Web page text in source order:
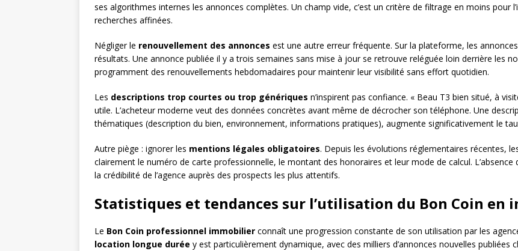
ses algorithmes internes les annonces complètes. Un champ vide, c’est un critère de filtrage en moins pour
recherches affinées.
Négliger le renouvellement des annonces est une autre erreur fréquente. Sur la plateforme, les
résultats. Une annonce publiée il y a trois semaines sans mise à jour se retrouve reléguée loin derrière les
programment des renouvellements hebdomadaires pour maintenir leur visibilité sans effort quotidien.
Les descriptions trop courtes ou trop génériques n’inspirent pas confiance. « Beau T3 bien situé, à
utile. L’acheteur moderne veut des données concrètes avant même de décrocher son téléphone. Une
thématiques (description du bien, environnement, informations pratiques), augmente significativement le
Autre piège : ignorer les mentions légales obligatoires. Depuis les évolutions réglementaires récentes,
clairement le numéro de carte professionnelle, le montant des honoraires et leur mode de calcul.
la crédibilité de l’agence auprès des prospects les plus attentifs.
Statistiques et tendances sur l’utilisation du Bon Coin en
Le Bon Coin professionnel immobilier connaît une progression constante de son utilisation par les
location longue durée y est particulièrement dynamique, avec des milliers d’annonces nouvelles